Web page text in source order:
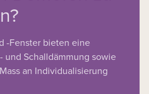
-Fenster bieten eine
und Schalldämmung sowie
an Individualisierung